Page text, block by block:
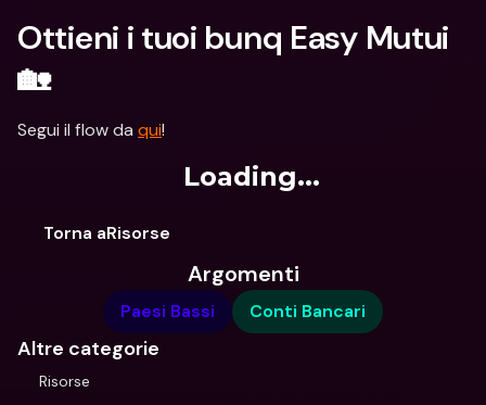
Ottieni i tuoi bunq Easy Mutui
🏡
Segui il flow da qui!
Loading...
Torna aRisorse
Argomenti
Paesi Bassi Conti Bancari
Altre categorie
Risorse